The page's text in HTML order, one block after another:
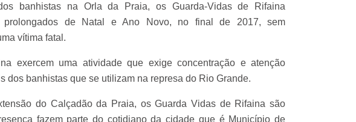
banhistas na Orla da Praia, os Guarda-Vidas de Rifaina
prolongados de Natal e Ano Novo, no final de 2017, sem
vítima fatal.
exercem uma atividade que exige concentração e atenção
dos banhistas que se utilizam na represa do Rio Grande.
do Calçadão da Praia, os Guarda Vidas de Rifaina são
fazem parte do cotidiano da cidade que é Município de